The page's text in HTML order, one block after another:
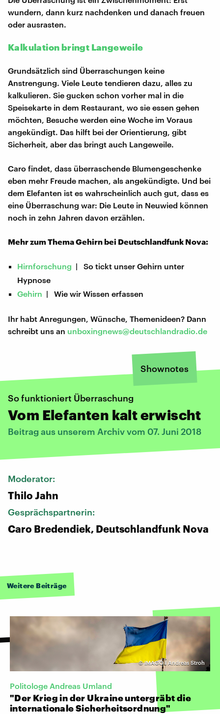
wundern, dann kurz nachdenken und danach freuen
oder ausrasten.
Kalkulation bringt Langeweile
Grundsätzlich sind Überraschungen keine
Anstrengung. Viele Leute tendieren dazu, alles zu
kalkulieren. Sie gucken schon vorher mal in die
Speisekarte in dem Restaurant, wo sie essen gehen
möchten, Besuche werden eine Woche im Voraus
angekündigt. Das hilft bei der Orientierung, gibt
Sicherheit, aber das bringt auch Langeweile.
Caro findet, dass überraschende Blumengeschenke
eben mehr Freude machen, als angekündigte. Und bei
dem Elefanten ist es wahrscheinlich auch gut, dass es
eine Überraschung war: Die Leute in Neuwied können
noch in zehn Jahren davon erzählen.
Mehr zum Thema Gehirn bei Deutschlandfunk Nova:
Hirnforschung | So tickt unser Gehirn unter
Hypnose
Gehirn | Wie wir Wissen erfassen
Ihr habt Anregungen, Wünsche, Themenideen? Dann
schreibt uns an unboxingnews@deutschlandradio.de
Shownotes
So funktioniert Überraschung
Vom Elefanten kalt erwischt
Beitrag aus unserem Archiv vom 07. Juni 2018
Moderator:
Thilo Jahn
Gesprächspartnerin:
Caro Bredendiek, Deutschlandfunk Nova
Weitere Beiträge
©IMAGO I Andreas Stroh
Politologe Andreas Umland
"Der Krieg in der Ukraine untergräbt die
internationale Sicherheitsordnung"